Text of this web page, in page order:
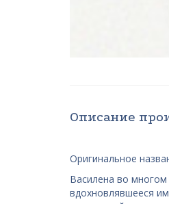
Описание
Оригинальное
Василена во
вдохновлявшееся